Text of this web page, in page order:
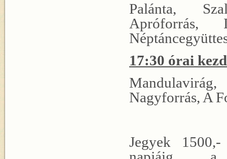
Palánta,
Apróforrás,
17:30 órai
Nagyforrás, A
Jegyek